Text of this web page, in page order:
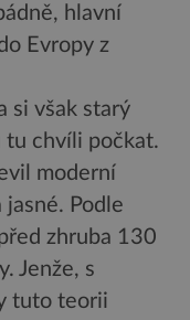
hlavní
Evropy z
si však starý
tu chvíli počkat.
moderní
jasné. Podle
zhruba 130
Jenže, s
tuto teorii